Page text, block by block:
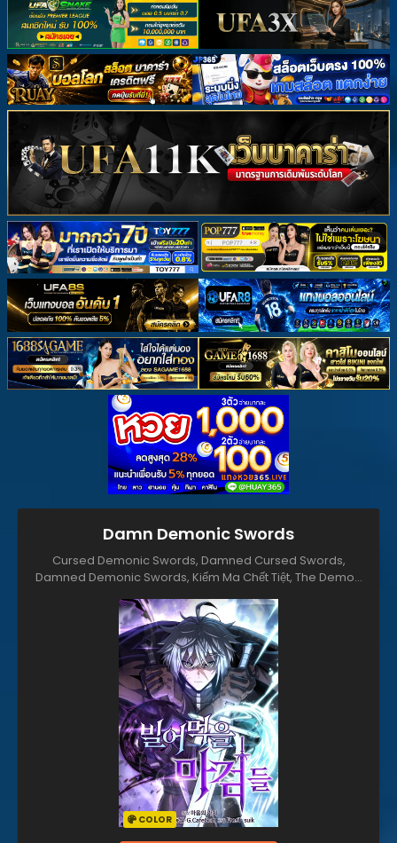
Damn Demonic Swords
Cursed Demonic Swords, Damned Cursed Swords,
Damned Demonic Swords, Kiếm Ma Chết Tiệt, The Demon
Damnation, ろくでもない魔剣たち, 빌어먹을 마검들
COLOR